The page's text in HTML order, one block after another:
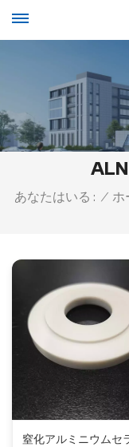
あなたはいる : / ホ
窒化アルミニウムセ